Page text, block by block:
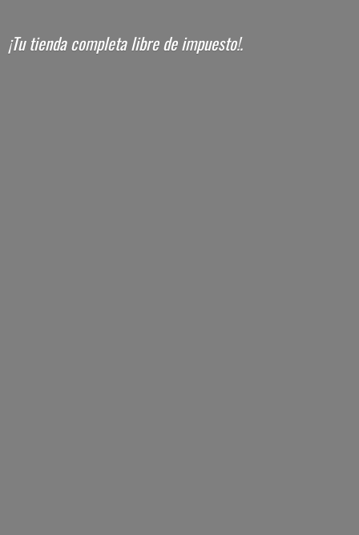
¡Tu tienda completa librede impuesto!.